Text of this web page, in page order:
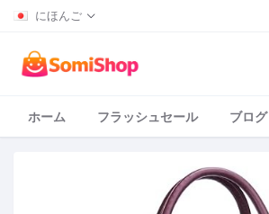
にほんご
ホーム フラッシュセール ブログ